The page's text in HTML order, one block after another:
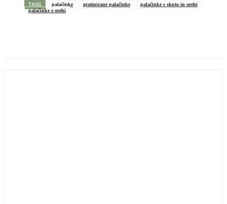
TAGS palačinke gratinirane palačinke
palačinke s skuto in orehi
palačinke z orehi